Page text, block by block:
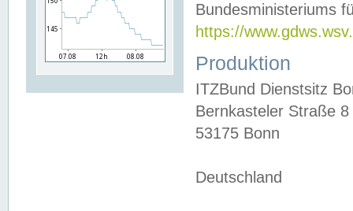
Bundesministeriums
https://
Produktion
ITZBund Dienstsitz
Bernkasteler Straße 8
53175 Bonn
Deutschland